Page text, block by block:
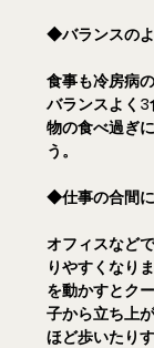
◆バランスの
食事も冷房病
バランスよく
物の食べ過ぎ
う。
◆仕事の合間
オフィスなど
りやすくなり
を動かすとク
子から立ち上
ほど歩いたり